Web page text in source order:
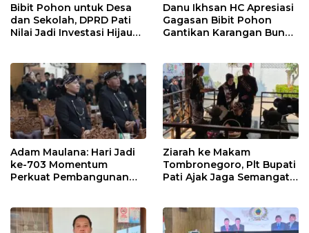
Bibit Pohon untuk Desa
dan Sekolah, DPRD Pati
Nilai Jadi Investasi Hijau
Danu Ikhsan HC Apresiasi
Gagasan Bibit Pohon
Gantikan Karangan Bunga
Adam Maulana: Hari Jadi
ke-703 Momentum
Perkuat Pembangunan
Ziarah ke Makam
Tombronegoro, Plt Bupati
Pati Ajak Jaga Semangat
Berkualitas